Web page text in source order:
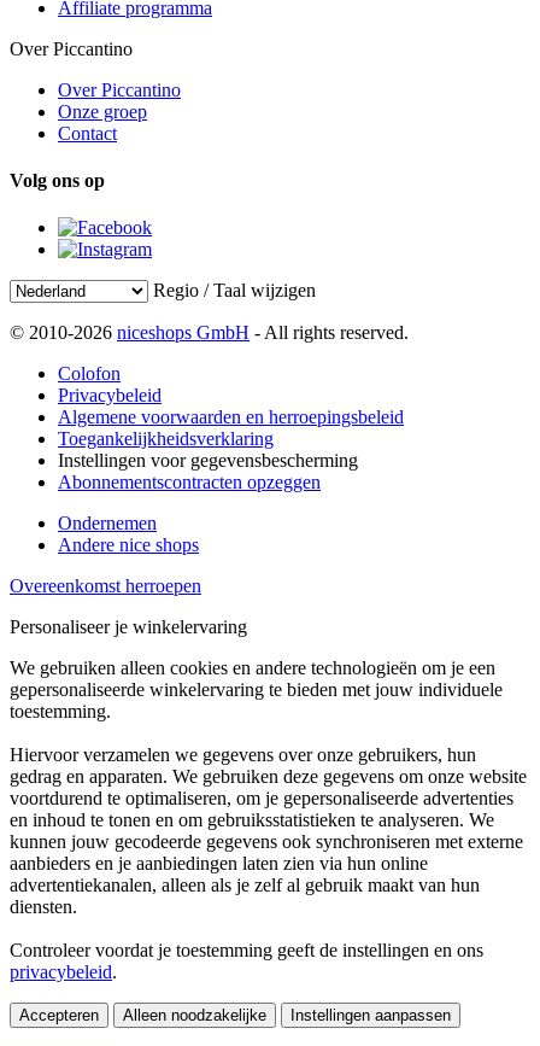
Affiliate programma
Over Piccantino
Over Piccantino
Onze groep
Contact
Volg ons op
Regio / Taal wijzigen
© 2010-2026 niceshops GmbH - All rights reserved.
Colofon
Privacybeleid
Algemene voorwaarden en herroepingsbeleid
Toegankelijkheidsverklaring
Instellingen voor gegevensbescherming
Abonnementscontracten opzeggen
Ondernemen
Andere nice shops
Overeenkomst herroepen
Personaliseer je winkelervaring
We gebruiken alleen cookies en andere technologieën om je een
gepersonaliseerde winkelervaring te bieden met jouw individuele
toestemming.
Hiervoor verzamelen we gegevens over onze gebruikers, hun
gedrag en apparaten. We gebruiken deze gegevens om onze website
voortdurend te optimaliseren, om je gepersonaliseerde advertenties
en inhoud te tonen en om gebruiksstatistieken te analyseren. We
kunnen jouw gecodeerde gegevens ook synchroniseren met externe
aanbieders en je aanbiedingen laten zien via hun online
advertentiekanalen, alleen als je zelf al gebruik maakt van hun
diensten.
Controleer voordat je toestemming geeft de instellingen en ons
privacybeleid.
Accepteren Alleen noodzakelijke Instellingen aanpassen